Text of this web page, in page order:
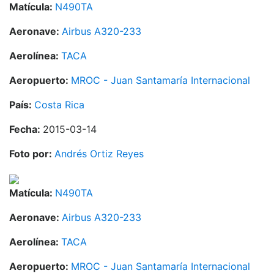
Matícula: N490TA
Aeronave: Airbus A320-233
Aerolínea: TACA
Aeropuerto: MROC - Juan Santamaría Internacional
País: Costa Rica
Fecha: 2015-03-14
Foto por: Andrés Ortiz Reyes
Matícula: N490TA
Aeronave: Airbus A320-233
Aerolínea: TACA
Aeropuerto: MROC - Juan Santamaría Internacional